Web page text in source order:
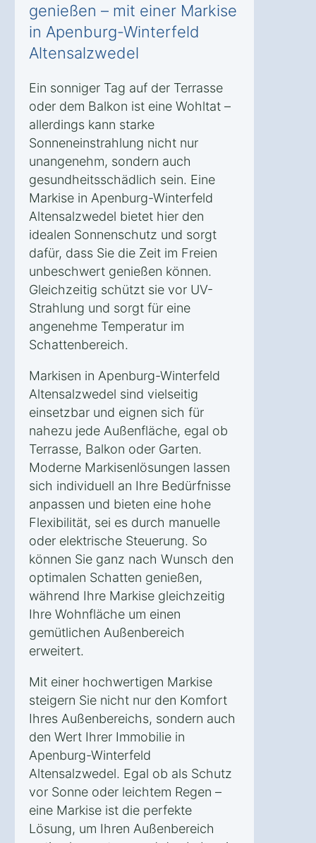
genießen – mit einer Markise
in Apenburg-Winterfeld
Altensalzwedel
Ein sonniger Tag auf der Terrasse
oder dem Balkon ist eine Wohltat –
allerdings kann starke
Sonneneinstrahlung nicht nur
unangenehm, sondern auch
gesundheitsschädlich sein. Eine
Markise in Apenburg-Winterfeld
Altensalzwedel bietet hier den
idealen Sonnenschutz und sorgt
dafür, dass Sie die Zeit im Freien
unbeschwert genießen können.
Gleichzeitig schützt sie vor UV-
Strahlung und sorgt für eine
angenehme Temperatur im
Schattenbereich.
Markisen in Apenburg-Winterfeld
Altensalzwedel sind vielseitig
einsetzbar und eignen sich für
nahezu jede Außenfläche, egal ob
Terrasse, Balkon oder Garten.
Moderne Markisenlösungen lassen
sich individuell an Ihre Bedürfnisse
anpassen und bieten eine hohe
Flexibilität, sei es durch manuelle
oder elektrische Steuerung. So
können Sie ganz nach Wunsch den
optimalen Schatten genießen,
während Ihre Markise gleichzeitig
Ihre Wohnfläche um einen
gemütlichen Außenbereich
erweitert.
Mit einer hochwertigen Markise
steigern Sie nicht nur den Komfort
Ihres Außenbereichs, sondern auch
den Wert Ihrer Immobilie in
Apenburg-Winterfeld
Altensalzwedel. Egal ob als Schutz
vor Sonne oder leichtem Regen –
eine Markise ist die perfekte
Lösung, um Ihren Außenbereich